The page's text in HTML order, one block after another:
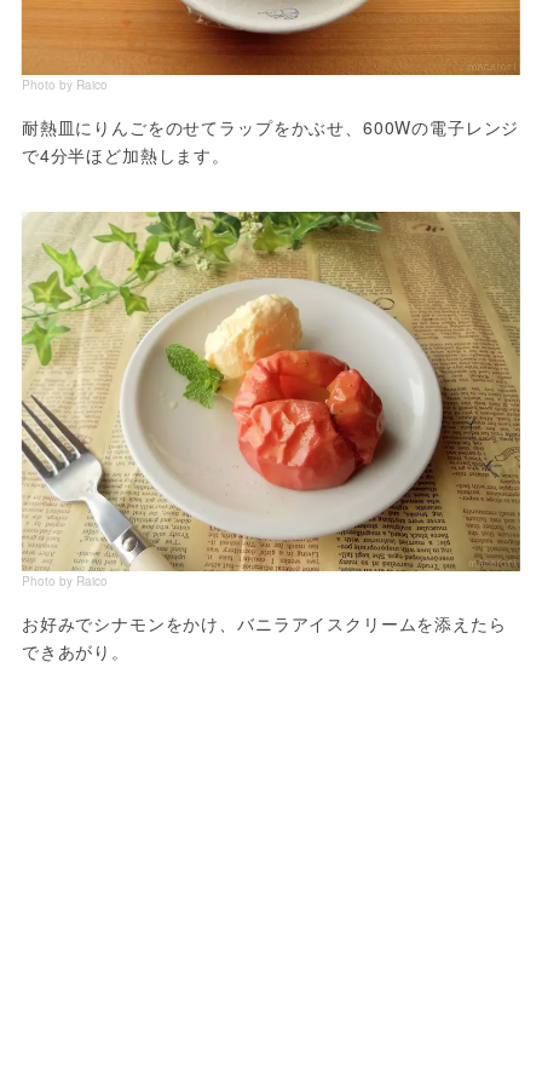
Photo by Raico
耐熱皿にりんごをのせてラップをかぶせ、600Wの電子レンジ
で4分半ほど加熱します。
Photo by Raico
お好みでシナモンをかけ、バニラアイスクリームを添えたら
できあがり。